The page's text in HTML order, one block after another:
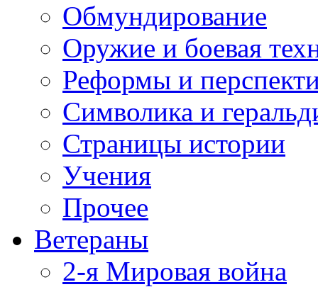
Обмундирование
Оружие и боевая
Реформы и
Символика и
Страницы истории
Учения
Прочее
Ветераны
2-я Мировая война